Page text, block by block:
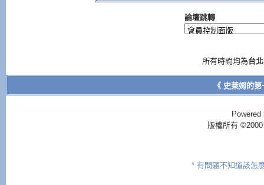
論壇跳轉
所有時間均為台
《 史萊姆的
版權所有
* 有問題不知道該怎